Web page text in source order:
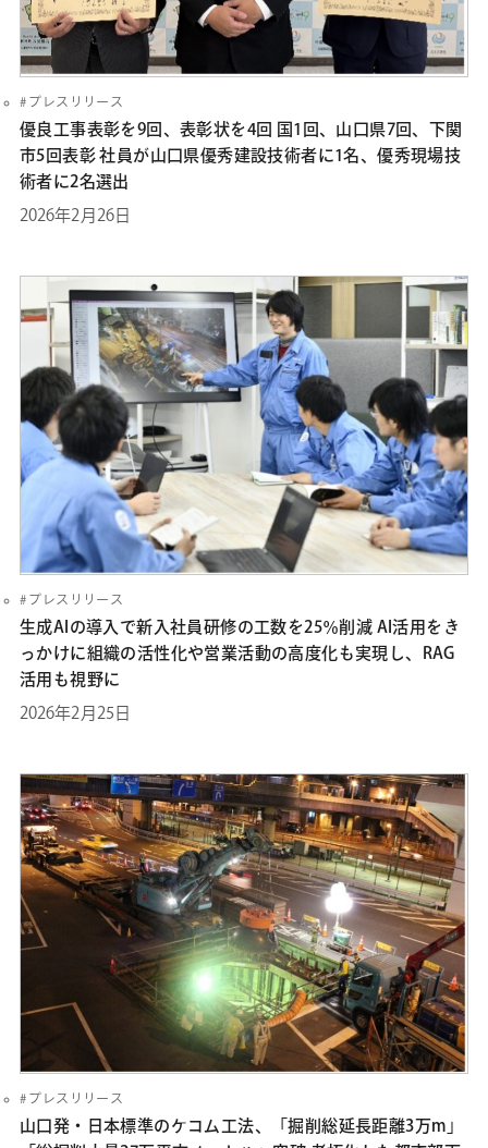
プレスリリース
優良工事表彰を9回、表彰状を4回 国1回、山口県7回、下関
市5回表彰 社員が山口県優秀建設技術者に1名、優秀現場技
術者に2名選出
2026年2月26日
プレスリリース
生成AIの導入で新入社員研修の工数を25％削減 AI活用をき
っかけに組織の活性化や営業活動の高度化も実現し、RAG
活用も視野に
2026年2月25日
プレスリリース
山口発・日本標準のケコム工法、「掘削総延長距離3万m」